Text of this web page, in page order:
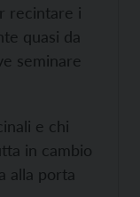
recintare i
quasi da
seminare
e chi
in cambio
alla porta